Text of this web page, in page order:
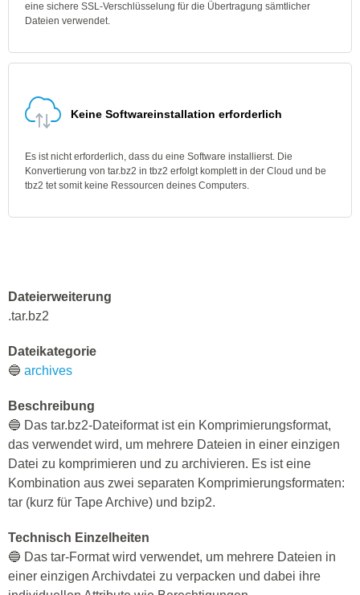
eine sichere SSL-Verschlüsselung für die Übertragung sämtlicher
Dateien verwendet.
Keine Softwareinstallation erforderlich
Es ist nicht erforderlich, dass du eine Software installierst. Die
Konvertierung von tar.bz2 in tbz2 erfolgt komplett in der Cloud und be
tbz2 tet somit keine Ressourcen deines Computers.
Dateierweiterung
.tar.bz2
Dateikategorie
🔵 archives
Beschreibung
🔵 Das tar.bz2-Dateiformat ist ein Komprimierungsformat,
das verwendet wird, um mehrere Dateien in einer einzigen
Datei zu komprimieren und zu archivieren. Es ist eine
Kombination aus zwei separaten Komprimierungsformaten:
tar (kurz für Tape Archive) und bzip2.
Technisch Einzelheiten
🔵 Das tar-Format wird verwendet, um mehrere Dateien in
einer einzigen Archivdatei zu verpacken und dabei ihre